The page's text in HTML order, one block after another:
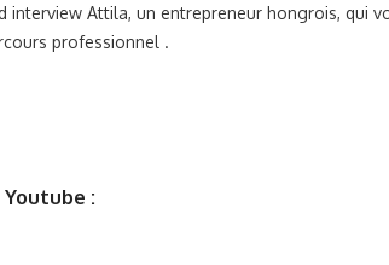
interview Attila, un entrepreneur hongrois, qui
professionnel .
: